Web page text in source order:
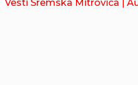
Vesti Sremska Mitrovica |